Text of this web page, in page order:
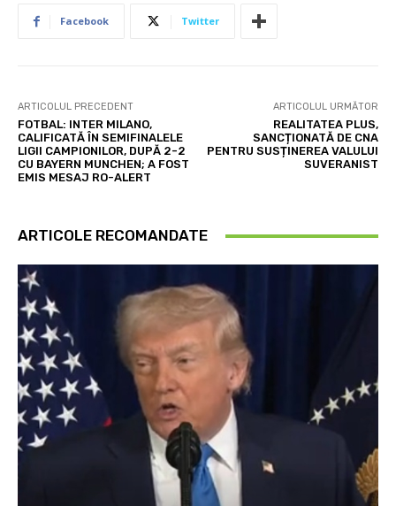
Facebook Twitter
ARTICOLUL PRECEDENT
FOTBAL: INTER MILANO,
CALIFICATĂ ÎN SEMIFINALELE
LIGII CAMPIONILOR, DUPĂ 2-2
CU BAYERN MUNCHEN; A FOST
EMIS MESAJ RO-ALERT
ARTICOLUL URMĂTOR
REALITATEA PLUS,
SANCȚIONATĂ DE CNA
PENTRU SUSȚINEREA VALULUI
SUVERANIST
ARTICOLE RECOMANDATE